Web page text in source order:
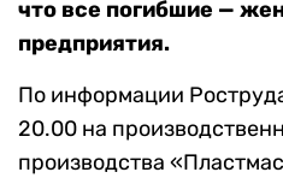
что все погибшие —
предприятия.
По информации
20.00 на
производства